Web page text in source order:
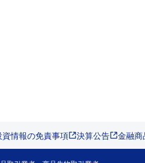
資情報の免責事項 決算公告 金融